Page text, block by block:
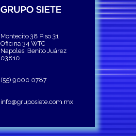
Montecito 38 Piso 31
Oficina 34 WTC
Napoles, Benito Juárez
03810
(55) 9000 0787
info@gruposiete.com.mx